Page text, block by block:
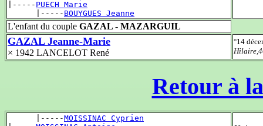
|----- PUECH Marie
      |-----
BOUYGUES Jeanne
L'enfant du couple GAZAL - MAZARGUIL
GAZAL Jeanne-Marie
× 1942 LANCELOT René
°14
Retour à
      |-----
MOISSINAC Cyprien